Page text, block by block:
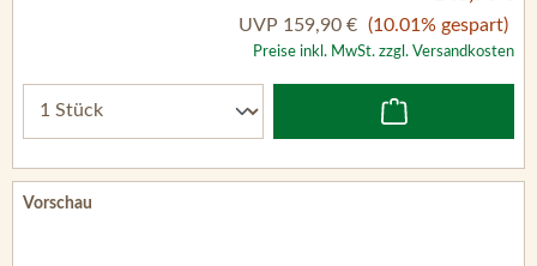
UVP 159,90 € (10.01% gespart)
Preise inkl. MwSt. zzgl. Versandkosten